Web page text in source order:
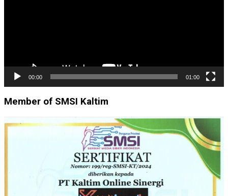
00:00 01:00
Member of SMSI Kaltim